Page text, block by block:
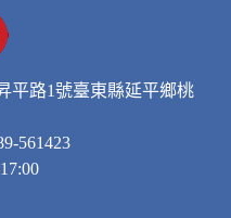
平路1號臺東縣延平鄉桃
561423
17:00